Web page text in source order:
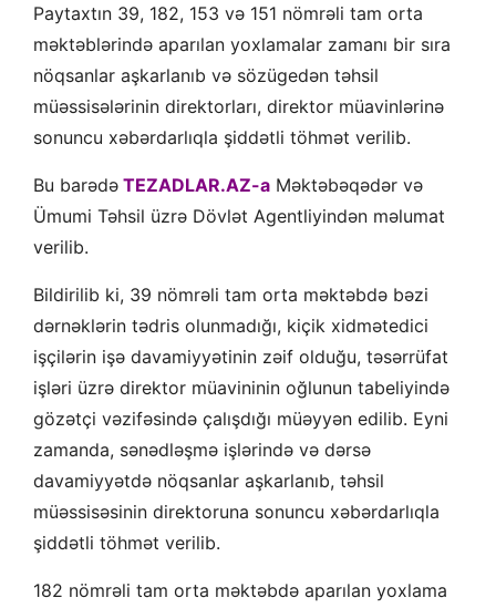
Paytaxtın 39, 182, 153 və 151 nömrəli tam orta
məktəblərində aparılan yoxlamalar zamanı bir sıra
nöqsanlar aşkarlanıb və sözügedən təhsil
müəssisələrinin direktorları, direktor müavinlərinə
sonuncu xəbərdarlıqla şiddətli töhmət verilib.
Bu barədə TEZADLAR.AZ-a Məktəbəqədər və
Ümumi Təhsil üzrə Dövlət Agentliyindən məlumat
verilib.
Bildirilib ki, 39 nömrəli tam orta məktəbdə bəzi
dərnəklərin tədris olunmadığı, kiçik xidmətedici
işçilərin işə davamiyyətinin zəif olduğu, təsərrüfat
işləri üzrə direktor müavininin oğlunun tabeliyində
gözətçi vəzifəsində çalışdığı müəyyən edilib. Eyni
zamanda, sənədləşmə işlərində və dərsə
davamiyyətdə nöqsanlar aşkarlanıb, təhsil
müəssisəsinin direktoruna sonuncu xəbərdarlıqla
şiddətli töhmət verilib.
182 nömrəli tam orta məktəbdə aparılan yoxlama